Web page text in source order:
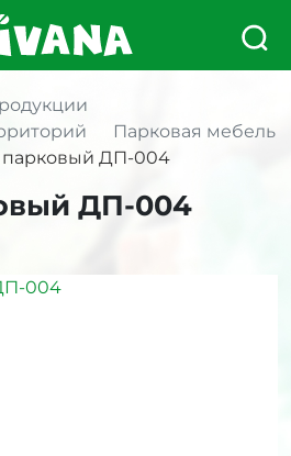
Парковая мебель
ДП-004
ДП-004